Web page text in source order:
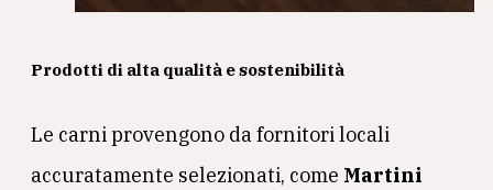
Prodotti di alta qualità e sostenibilità
Le carni provengono da fornitori locali
accuratamente selezionati, come Martini